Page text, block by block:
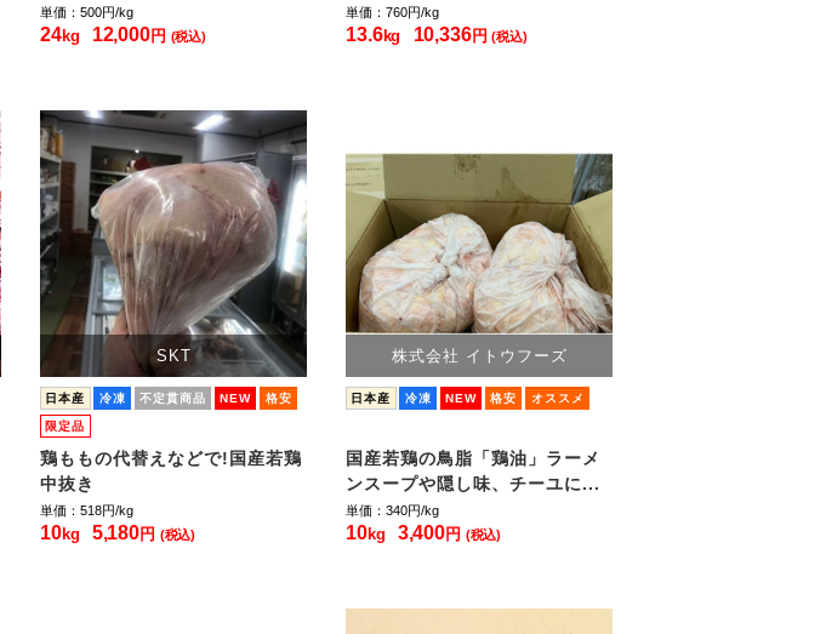
単価：500円/kg
24kg 12,000円 (税込)
単価：760円/kg
13.6kg 10,336円(税込)
SKT
日本産 冷凍 不定貫商品 NEW 格安
限定品
鶏ももの代替えなどで!国産若鶏
中抜き
単価：518円/kg
10kg 5,180円 (税込)
株式会社 イトウフーズ
日本産 冷凍 NEW 格安 オススメ
国産若鶏の鳥脂「鶏油」ラーメ
ンスープや隠し味、チーユに...
単価：340円/kg
10kg 3,400円 (税込)